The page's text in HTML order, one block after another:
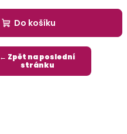
Do košíku
← Zpět na poslední
stránku